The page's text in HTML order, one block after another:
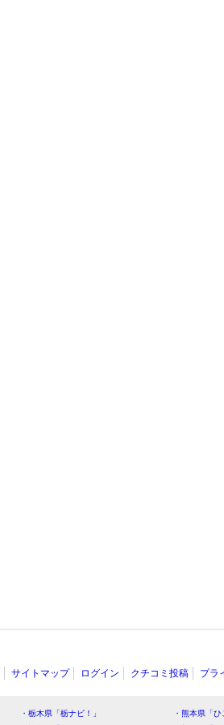
サイトマップ ログイン クチコミ投稿 プラ
・栃木県「栃ナビ！」
・熊本県「